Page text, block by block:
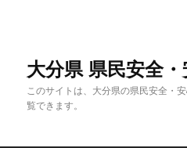
大分県 県民安全
このサイトは、大分県の県民安全・
覧できます。